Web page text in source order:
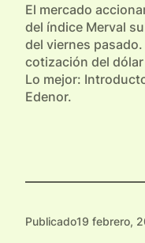
El mercado
del índice Merval
del viernes
cotización del
Lo mejor:
Edenor.
Publicado19 febrero,